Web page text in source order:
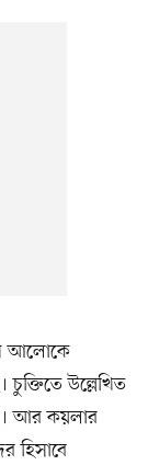
আলোকে
উল্লেখিত
আর কয়লার
হিসাবে